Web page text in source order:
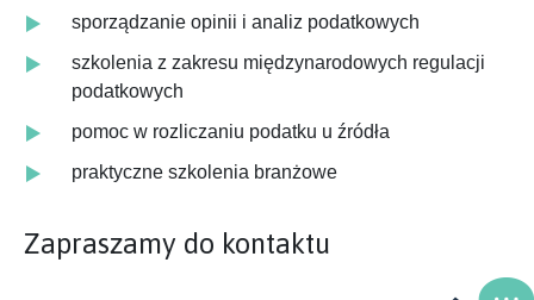
sporządzanie opinii i analiz podatkowych
szkolenia z zakresu międzynarodowych regulacji
podatkowych
pomoc w rozliczaniu podatku u źródła
praktyczne szkolenia branżowe
Zapraszamy do kontaktu